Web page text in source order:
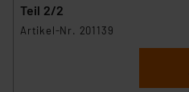
Teil 2/2
Artikel-Nr. 201139